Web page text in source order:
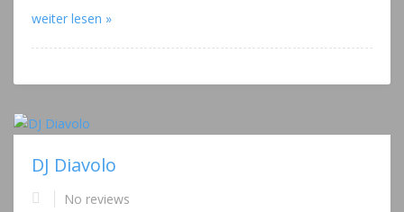
weiter lesen »
DJ Diavolo
No reviews